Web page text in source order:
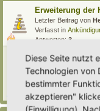
Erweiterung der
Letzter Beitrag von
Verfasst in
Antworten: 3
[Bitte lesen] Wie
Letzter Beitrag von
Verfasst in
Antworten:1
Diese Seite nutzt
Technologien von
bestimmter
akzeptieren"
(Einwilligung).